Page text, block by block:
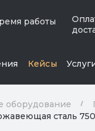
работы
Кейсы
оборудование
сталь